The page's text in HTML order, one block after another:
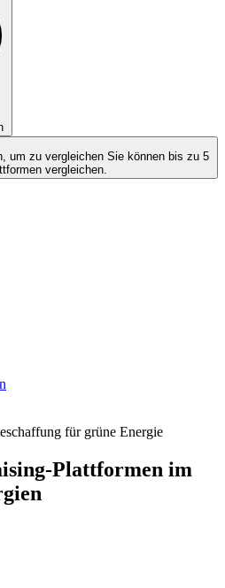
um zu vergleichen Sie können bis zu 5
vergleichen.
für grüne Energie
Plattformen im